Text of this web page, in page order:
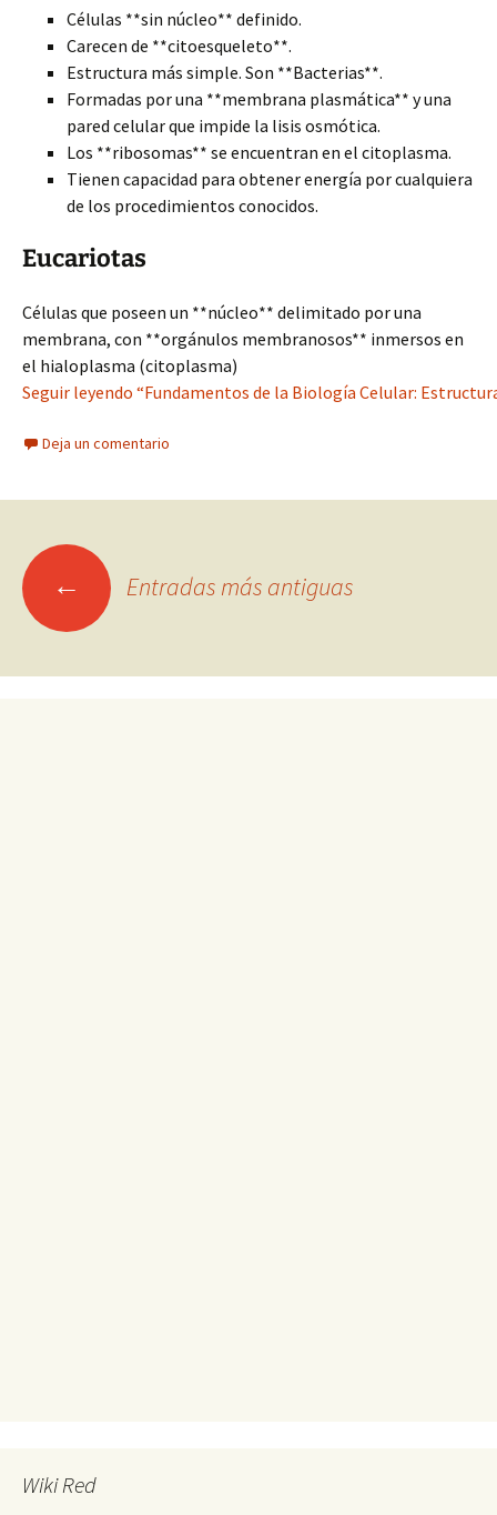
Células **sin núcleo** definido.
Carecen de **citoesqueleto**.
Estructura más simple. Son **Bacterias**.
Formadas por una **membrana plasmática** y una
pared celular que impide la lisis osmótica.
Los **ribosomas** se encuentran en el citoplasma.
Tienen capacidad para obtener energía por cualquiera
de los procedimientos conocidos.
Eucariotas
Células que poseen un **núcleo** delimitado por una
membrana, con **orgánulos membranosos** inmersos en
el hialoplasma (citoplasma)
Seguir leyendo “Fundamentos de la Biología Celular:
Deja un comentario
Ir ← Entradas más antiguas
Wiki Red